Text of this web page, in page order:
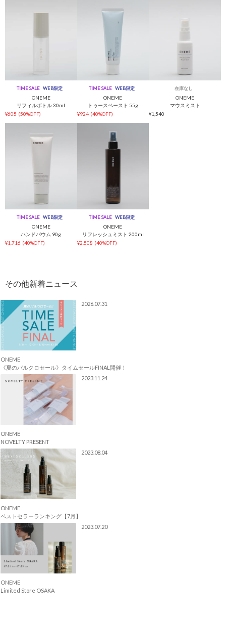
TIME SALE WEB限定
ONEME
リフィルボトル 30ml
¥605 (50%OFF)
TIME SALE WEB限定
ONEME
トゥースペースト 55g
¥924 (40%OFF)
在庫なし
ONEME
マウスミスト
¥1,540
TIME SALE WEB限定
ONEME
ハンドバウム 90g
¥1,716 (40%OFF)
TIME SALE WEB限定
ONEME
リフレッシュミスト 200ml
¥2,508 (40%OFF)
2026.07.31
ONEME
《夏のパルクロセール》タイムセールFINAL開催！
2023.11.24
ONEME
NOVELTY PRESENT
2023.08.04
ONEME
ベストセラーランキング【7月】
2023.07.20
ONEME
Limited Store OSAKA